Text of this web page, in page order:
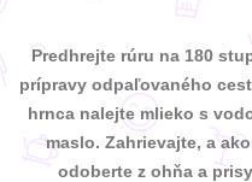
Predhrejte rúru na 180
prípravy odpaľovaného
hrnca nalejte mlieko s
maslo. Zahrievajte, a
odoberte z ohňa a